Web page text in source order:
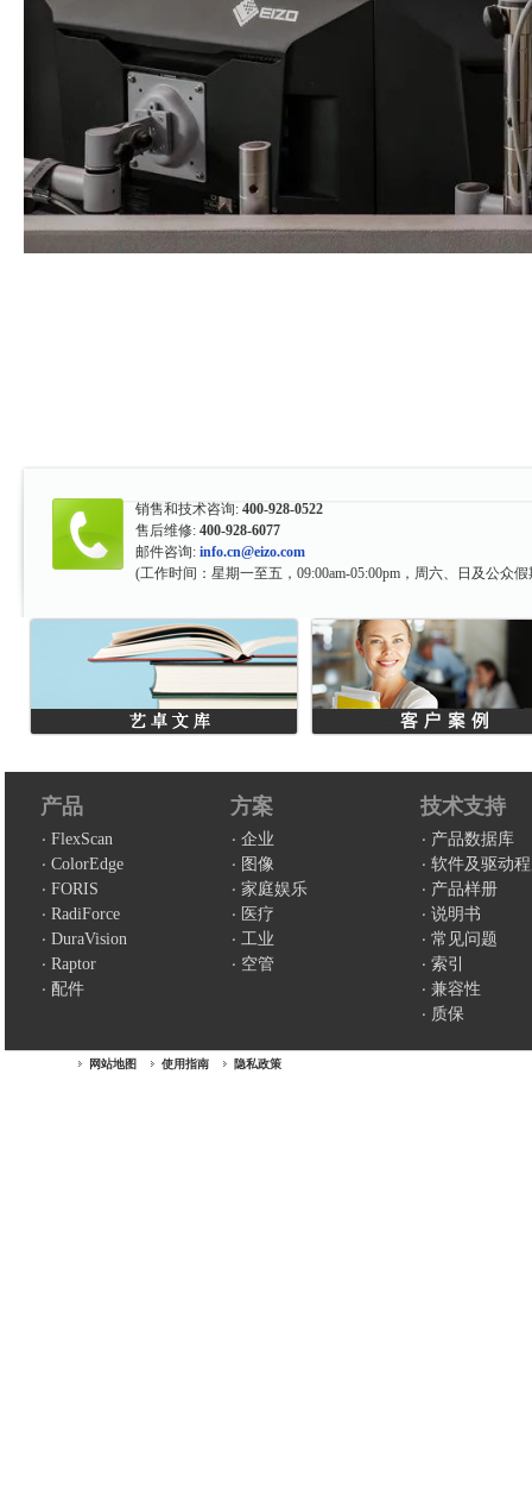
销售和技术咨询: 400-928-0522
售后维修: 400-928-6077
邮件咨询: info.cn@eizo.com
(工作时间：星期一至五，09:00am-05:00pm，周六、日及公众
产品
FlexScan
ColorEdge
FORIS
RadiForce
DuraVision
Raptor
配件
方案
企业
图像
家庭娱乐
医疗
工业
空管
技术支持
产品数据库
软件及驱动
产品样册
说明书
常见问题
索引
兼容性
质保
网站地图 使用指南 隐私政策